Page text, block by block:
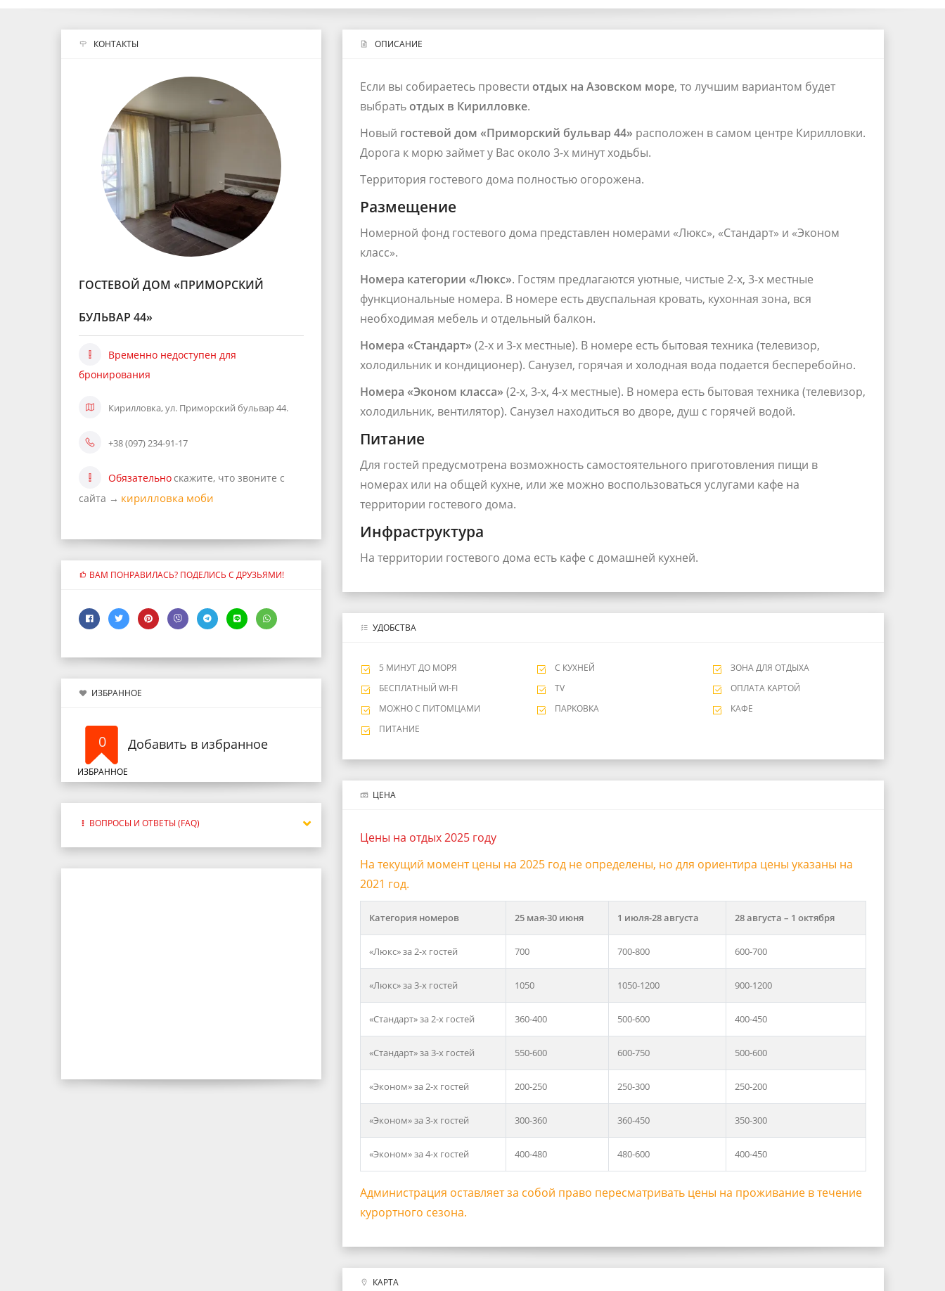
КОНТАКТЫ
ГОСТЕВОЙ ДОМ «ПРИМОРСКИЙ
БУЛЬВАР 44»
Временно недоступен для
бронирования
Кирилловка, ул. Приморский бульвар 44.
+38 (097) 234-91-17
Обязательно скажите, что звоните с
сайта → кирилловка моби
ВАМ ПОНРАВИЛАСЬ? ПОДЕЛИСЬ С ДРУЗЬЯМИ!
ИЗБРАННОЕ
0
ИЗБРАННОЕ
Добавить в избранное
ВОПРОСЫ И ОТВЕТЫ (FAQ)
ОПИСАНИЕ
Если вы собираетесь провести отдых на Азовском море, то лучшим вариантом будет
выбратьотдых в Кирилловке.
Новый гостевой дом «Приморский бульвар 44» расположен в самом центре Кирилловки.
Дорога к морю займет у Вас около 3-х минут ходьбы.
Территория гостевого дома полностью огорожена.
Размещение
Номерной фонд гостевого дома представлен номерами «Люкс», «Стандарт» и «Эконом
класс».
Номера категории «Люкс». Гостям предлагаются уютные, чистые 2-х, 3-х местные
функциональные номера. В номере есть двуспальная кровать, кухонная зона, вся
необходимая мебель и отдельный балкон.
Номера «Стандарт» (2-х и 3-х местные). В номере есть бытовая техника (телевизор,
холодильник и кондиционер). Санузел, горячая и холодная вода подается бесперебойно.
Номера «Эконом класса» (2-х, 3-х, 4-х местные). В номера есть бытовая техника (телевизор,
холодильник, вентилятор). Санузел находиться во дворе, душ с горячей водой.
Питание
Для гостей предусмотрена возможность самостоятельного приготовления пищи в
номерах или на общей кухне, или же можно воспользоваться услугами кафе на
территории гостевого дома.
Инфраструктура
На территории гостевого дома есть кафе с домашней кухней.
УДОБСТВА
5 МИНУТ ДО МОРЯ С КУХНЕЙ
ЗОНА ДЛЯ ОТДЫХА
БЕСПЛАТНЫЙ WI-FI
TV
ОПЛАТА КАРТОЙ
МОЖНО С ПИТОМЦАМИ
ПАРКОВКА
КАФЕ
ПИТАНИЕ
ЦЕНА
Цены на отдых 2025 году
На текущий момент цены на 2025 год не определены, но для ориентира цены указаны на
2021 год.
Категория номеров 25 мая-30 июня 1 июля-28 августа 28 августа – 1 октября
«Люкс» за 2-х гостей 700 700-800 600-700
«Люкс» за 3-х гостей 1050 1050-1200 900-1200
«Стандарт» за 2-х гостей 360-400 500-600 400-450
«Стандарт» за 3-х гостей 550-600 600-750 500-600
«Эконом» за 2-х гостей 200-250 250-300 250-200
«Эконом» за 3-х гостей 300-360 360-450 350-300
«Эконом» за 4-х гостей 400-480 480-600 400-450
Администрация оставляет за собой право пересматривать цены на проживание в течение
курортного сезона.
КАРТА